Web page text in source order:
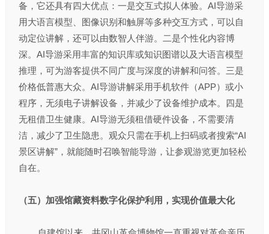
备，它还具有四大优点：一是交互式拟人体验。AI导游采
用大语言模型、图像识别和触屏等多种交互方式，可以自
动定位讲解，还可以由数智人伴游。二是个性化内容博
深。AI导游采用丰富的知识库或知识图谱以及大语言模型
推理，可为游客提供不同广度与深度的讲解和问答。三是
价格低普惠大众。AI导游讲解采用手机软件（APP）或小
程序，无须电子讲解设备，并减少了设备维护成本。四是
无租借卫生健康。AI导游无须租借硬件设备，不需要清
洁，减少了卫生隐患。观众只需在手机上扫码或者搜索“AI
景区讲解”，就能随时召唤智能导游，让参观游览更加轻松
自在。
（五）加强馆藏资料数字化保护利用，实现价值最大化